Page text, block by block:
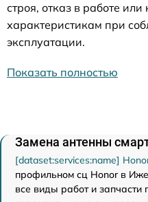
строя, отказ в работе
характеристикам при
эксплуатации.
Показать полностью
Замена антенны
[dataset:services:name]
профильном сц Honor в
все виды работ и